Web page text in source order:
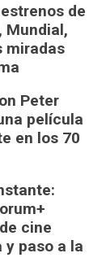
de
Mundial,
miradas
Peter
película
en los 70
cine
y paso a la